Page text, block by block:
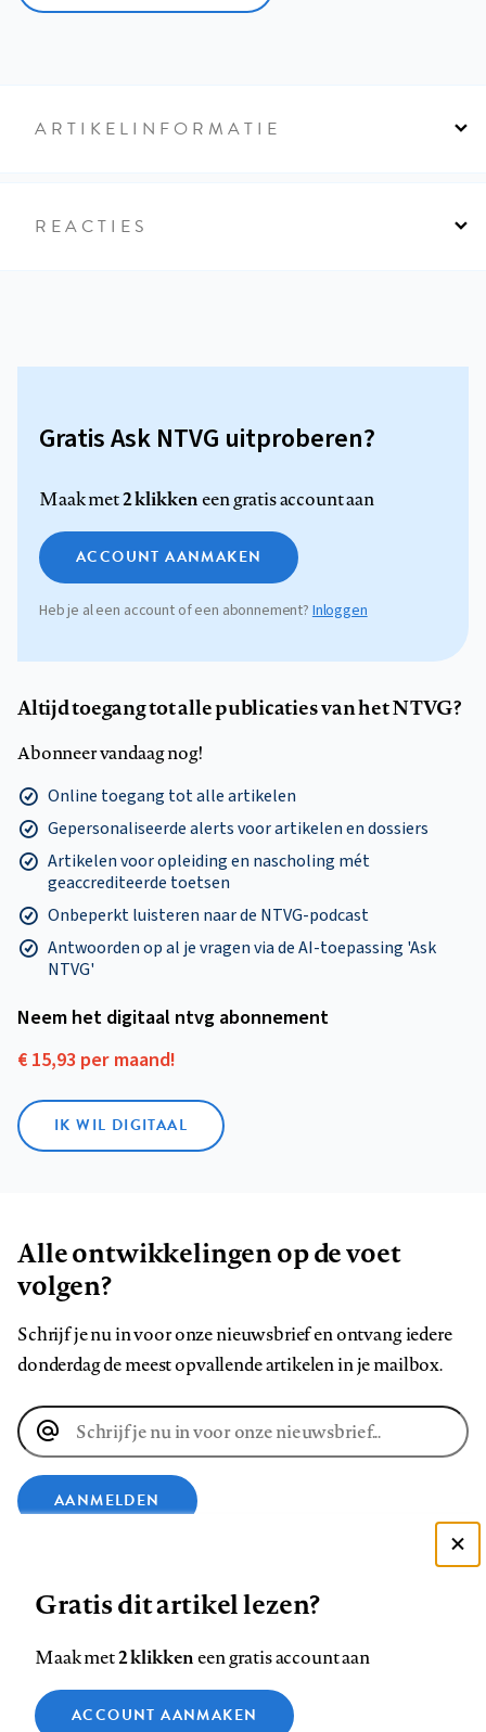
ARTIKELINFORMATIE
REACTIES
Gratis Ask NTVG uitproberen?
Maak met2 klikkeneen gratis account aan
ACCOUNT AANMAKEN
Heb je al een account of een abonnement?Inloggen
Altijd toegang tot alle publicaties van het NTVG?
Abonneer vandaag nog!
Online toegang tot alle artikelen
Gepersonaliseerde alerts voor artikelen en dossiers
Artikelen voor opleiding en nascholing mét
geaccrediteerde toetsen
Onbeperkt luisteren naar de NTVG-podcast
Antwoorden op al je vragen via de AI-toepassing 'Ask
NTVG'
Neem het digitaal ntvg abonnement
€ 15,93 per maand!
IK WIL DIGITAAL
Alle ontwikkelingen op de voet
volgen?
Schrijf je nu in voor onze nieuwsbrief en ontvang iedere
donderdag de meest opvallende artikelen in je mailbox.
E-
mailadres
AANMELDEN
op
op
op
ons
op
Contact Colofon Disclaimer Privacy
Zie onze cookie policy
Gratis dit artikel lezen?
Maak met2 klikkeneen gratis account aan
ACCOUNT AANMAKEN